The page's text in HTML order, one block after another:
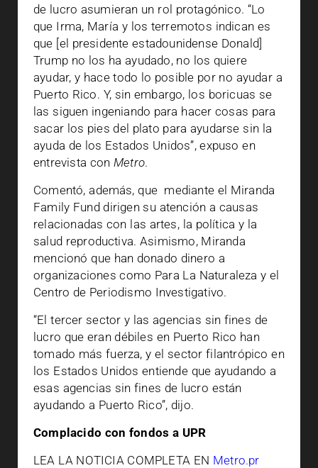
de lucro asumieran un rol protagónico. “Lo
que Irma, María y los terremotos indican es
que [el presidente estadounidense Donald]
Trump no los ha ayudado, no los quiere
ayudar, y hace todo lo posible por no ayudar a
Puerto Rico. Y, sin embargo, los boricuas se
las siguen ingeniando para hacer cosas para
sacar los pies del plato para ayudarse sin la
ayuda de los Estados Unidos”, expuso en
entrevista con Metro.
Comentó, además, que mediante el Miranda
Family Fund dirigen su atención a causas
relacionadas con las artes, la política y la
salud reproductiva. Asimismo, Miranda
mencionó que han donado dinero a
organizaciones como Para La Naturaleza y el
Centro de Periodismo Investigativo.
“El tercer sector y las agencias sin fines de
lucro que eran débiles en Puerto Rico han
tomado más fuerza, y el sector filantrópico en
los Estados Unidos entiende que ayudando a
esas agencias sin fines de lucro están
ayudando a Puerto Rico”, dijo.
Complacido con fondos a UPR
LEA LA NOTICIA COMPLETA EN Metro.pr